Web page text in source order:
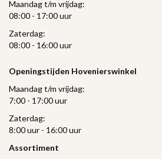
Maandag t/m vrijdag:
08:00 - 17:00 uur
Zaterdag:
08:00 - 16:00 uur
Openingstijden Hovenierswinkel
Maandag t/m vrijdag:
7:00 - 17:00 uur
Zaterdag:
8:00 uur - 16:00 uur
Assortiment